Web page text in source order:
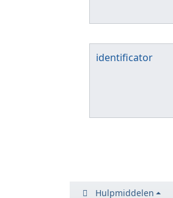
identificator
Hulpmiddelen